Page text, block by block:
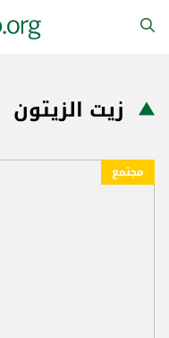
زيت الزيتون
مجتمع